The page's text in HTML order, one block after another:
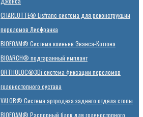
CHARLOTTE® Lisfranc система для реконструкции
переломов Лисфранка
BIOFOAM® Система клиньев Эванса-Коттона
BIOARCH® подтаранный имплант
ORTHOLOC®3Di система фиксации переломов
голеностопного сустава
VALOR® Система артродеза заднего отдела стопы
BIOFOAM® Распорный блок для голеностопного